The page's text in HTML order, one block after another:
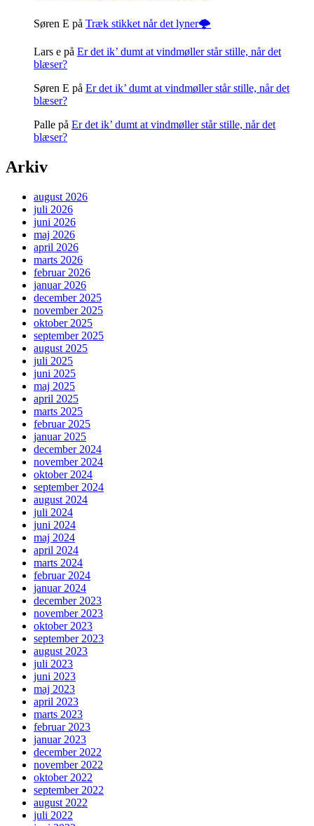
Søren E på Træk stikket når det lyner🌩️
Lars e på Er det ik’ dumt at vindmøller står stille, når det
blæser?
Søren E på Er det ik’ dumt at vindmøller står stille, når det
blæser?
Palle på Er det ik’ dumt at vindmøller står stille, når det
blæser?
Arkiv
august 2026
juli 2026
juni 2026
maj 2026
april 2026
marts 2026
februar 2026
januar 2026
december 2025
november 2025
oktober 2025
september 2025
august 2025
juli 2025
juni 2025
maj 2025
april 2025
marts 2025
februar 2025
januar 2025
december 2024
november 2024
oktober 2024
september 2024
august 2024
juli 2024
juni 2024
maj 2024
april 2024
marts 2024
februar 2024
januar 2024
december 2023
november 2023
oktober 2023
september 2023
august 2023
juli 2023
juni 2023
maj 2023
april 2023
marts 2023
februar 2023
januar 2023
december 2022
november 2022
oktober 2022
september 2022
august 2022
juli 2022